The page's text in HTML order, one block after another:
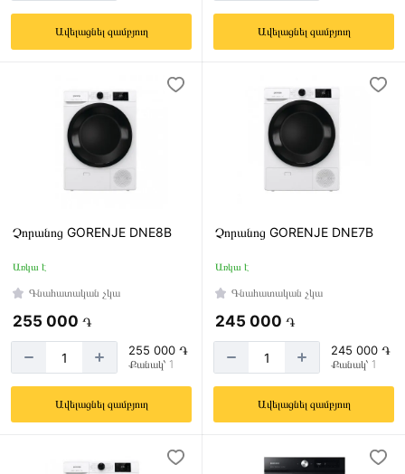
Ավելացնել զամբյուղ Ավելացնել զամբյուղ
Չորանոց GORENJE DNE8B
Առկա է
Գնահատական չկա
255 000 ֏
255 000 ֏
Քանակ՝ 1
Ավելացնել զամբյուղ
Չորանոց GORENJE DNE7B
Առկա է
Գնահատական չկա
245 000 ֏
245 000 ֏
Քանակ՝ 1
Ավելացնել զամբյուղ